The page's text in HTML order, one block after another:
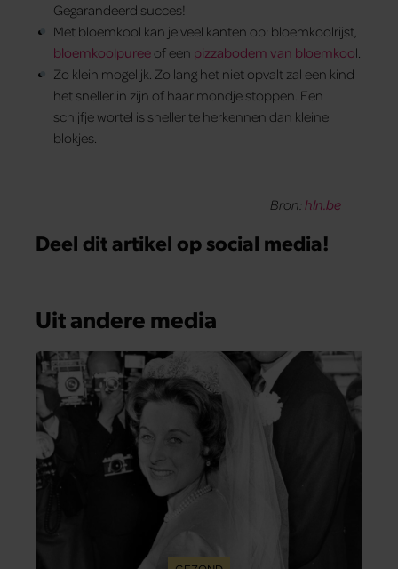
Gegarandeerd succes!
Met bloemkool kan je veel kanten op: bloemkoolrijst,
bloemkoolpuree of een pizzabodem van bloemkool.
Zo klein mogelijk. Zo lang het niet opvalt zal een kind
het sneller in zijn of haar mondje stoppen. Een
schijfje wortel is sneller te herkennen dan kleine
blokjes.
Bron:hln.be
Deel dit artikel op social media!
Uit andere media